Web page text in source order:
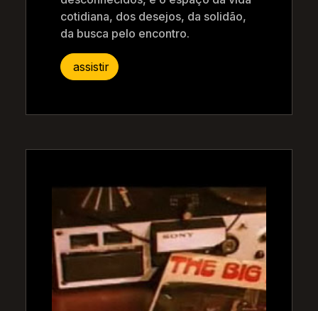
cotidiana, dos desejos, da solidão,
da busca pelo encontro.
assistir